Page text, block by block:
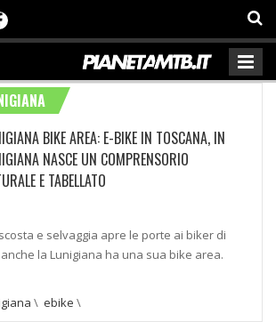
BIKE AREA: E-BIKE IN TOSCANA, IN
NASCE UN COMPRENSORIO
E TABELLATO
e selvaggia apre le porte ai biker di
la Lunigiana ha una sua bike area.
\ ebike \